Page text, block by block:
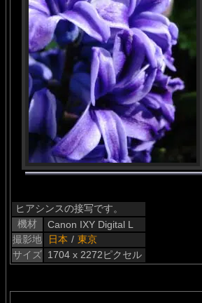
ヒアシンスの接写です。
機材
Canon IXY Digital L
撮影地
日本 / 東京
サイズ 1704 x 2272ピクセル